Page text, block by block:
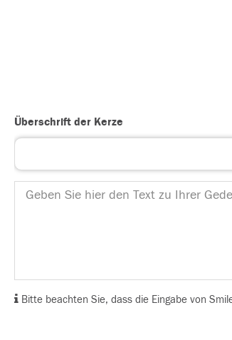
Überschrift der Kerze
Bitte beachten Sie, dass die Eingabe von